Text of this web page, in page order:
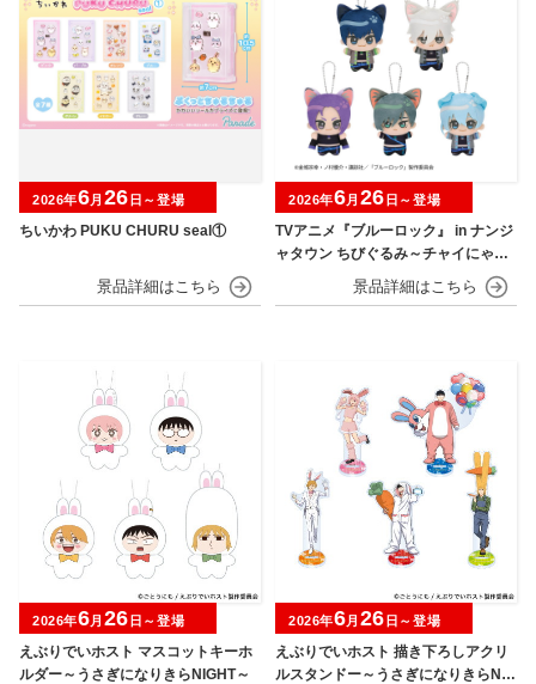
ちいかわ PUKU CHURU seal①
2026年6月 26 日～登場
TVアニメ『ブルーロック』 in ナンジ
ャタウン ちびぐるみ～チャイにゃFe
2026年6月 26 日～登場
えぶりでいホスト マスコットキーホ
ルダー～うさぎになりきらNIGHT～
2026年6月 26 日～登場
えぶりでいホスト 描き下ろしアクリ
ルスタンドー～うさぎになりきらNIG
2026年6月 26 日～登場